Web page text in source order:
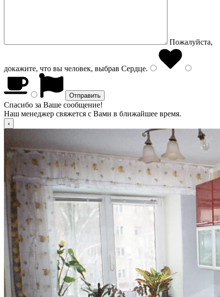
Пожалуйста,
докажите, что вы человек, выбрав Сердце.
Спасибо за Ваше сообщение!
Наш менеджер свяжется с Вами в ближайшее время.